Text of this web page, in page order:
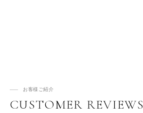
お客様ご紹介
CUSTOMER REVIEWS